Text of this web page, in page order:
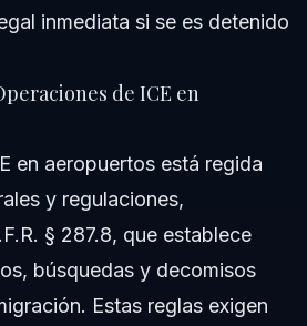
inmediata si se es detenido
de ICE en
en aeropuertos está regida
y regulaciones,
§ 287.8, que establece
búsquedas y decomisos
Estas reglas exigen